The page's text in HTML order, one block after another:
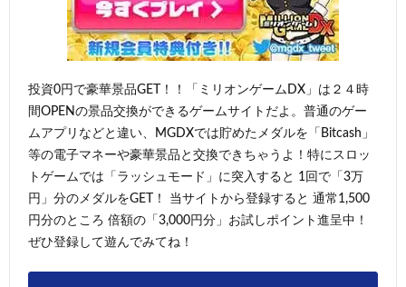
投資0円で豪華景品GET！！「ミリオンゲームDX」は２４時
間OPENの景品交換ができるゲームサイトだよ。普通のゲー
ムアプリなどと違い、MGDXでは貯めたメダルを「Bitcash」
等の電子マネーや豪華景品と交換できちゃうよ！特にスロッ
トゲームでは「ラッシュモード」に突入すると 1回で「3万
円」分のメダルをGET！ 当サイトから登録すると 通常1,500
円分のところ 倍額の「3,000円分」お試しポイント進呈中！
ぜひ登録して遊んでみてね！